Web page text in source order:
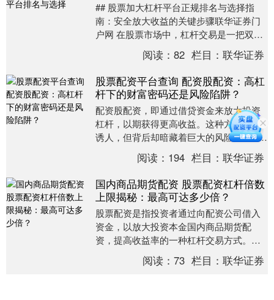
## 股票加大杠杆平台正规排名与选择指
南：安全放大收益的关键步骤联华证券门
户网 在股票市场中，杠杆交易是一把双刃
剑，既能放大收益，也会加剧风险。随着
投资者对资金....
阅读：82 栏目：联华证券
股票配资平台查询 配资股配资：高杠
杆下的财富密码还是风险陷阱？
配资股配资，即通过借贷资金来放大投资
杠杆，以期获得更高收益。这种方式看似
诱人，但背后却暗藏着巨大的风险。 1. **
选择正规配资平台：**选择有资质、信誉好
阅读： 194 栏目：联华证券
国内商品期货配资 股票配资杠杆倍数
上限揭秘：最高可达多少倍？
股票配资是指投资者通过向配资公司借入
资金，以放大投资本金国内商品期货配
资，提高收益率的一种杠杆交易方式。而
杠杆倍数则是衡量配资风险和收益的重要
指标。 东莞股票配....
阅读：73 栏目：联华证券